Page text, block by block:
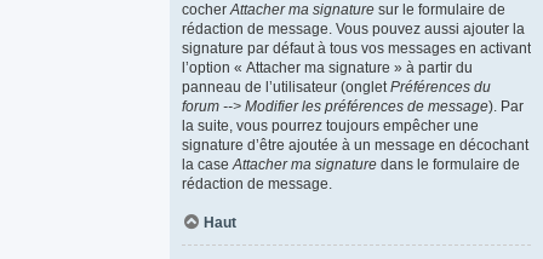
cocherAttacher ma signature sur le formulaire de
rédaction de message. Vous pouvez aussi ajouter la
signature par défaut à tous vos messages en activant
l’option « Attacher ma signature » à partir du
panneau de l’utilisateur (ongletPréférences du
forum --> Modifier les préférences de message). Par
la suite, vous pourrez toujours empêcher une
signature d’être ajoutée à un message en décochant
la caseAttacher ma signature dans le formulaire de
rédaction de message.
Haut